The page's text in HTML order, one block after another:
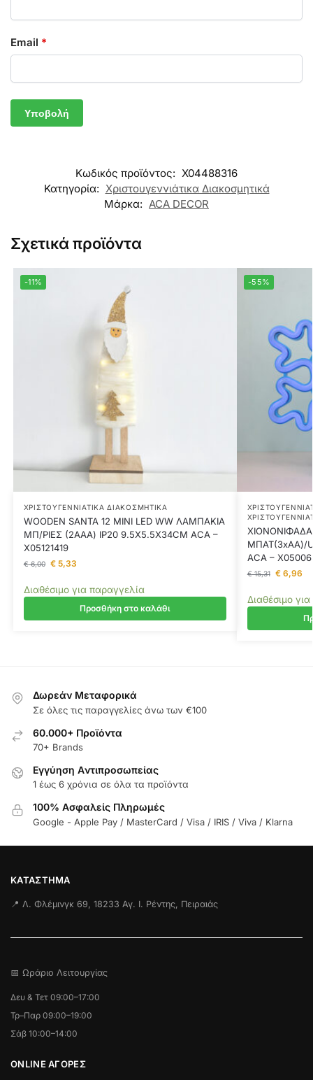
Email *
Κωδικός προϊόντος: X04488316
Κατηγορία: Χριστουγεννιάτικα Διακοσμητικά
Μάρκα: ACA DECOR
Σχετικά προϊόντα
-11%
ΧΡΙΣΤΟΥΓΕΝΝΙΆΤΙΚΑ ΔΙΑΚΟΣΜΗΤΙΚΆ
WOODEN SANTA 12 MINI LED WW ΛΑΜΠΑΚΙΑ
ΜΠ/ΡΙΕΣ (2AAA) IP20 9.5X5.5X34CM ACA –
X05121419
€6,00 €5,33
Διαθέσιμο για παραγγελία
Προσθήκη στο καλάθι
-55%
ΜΠΑΤ(3xAA)/
ACA –
€15,31 €6,96
Διαθέσιμο
Δωρεάν Μεταφορικά
Σε όλες τις παραγγελίες άνω των €100
60.000+ Προϊόντα
70+ Brands
Εγγύηση Aντιπροσωπείας
1 έως 6 χρόνια σε όλα τα προϊόντα
100% Ασφαλείς Πληρωμές
Google - Apple Pay / MasterCard / Visa / IRIS / Viva / Klarna
ΚΑΤΆΣΤΗΜΑ
📍 Λ. Φλέμινγκ 69, 18233 Αγ. Ι. Ρέντης, Πειραιάς
📅 Ωράριο Λειτουργίας
Δευ & Τετ 09:00–17:00
Τρ–Παρ 09:00–19:00
Σάβ 10:00–14:00
ONLINE ΑΓΟΡΕΣ